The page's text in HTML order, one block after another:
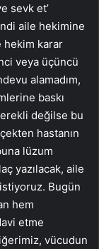
sevk et’
aile hekimine
hekim karar
veya üçüncü
alamadım,
baskı
değilse bu
hastanın
lüzum
yazılacak, aile
Bugün
hem
etme
vücudun